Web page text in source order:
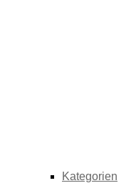
Kategorien